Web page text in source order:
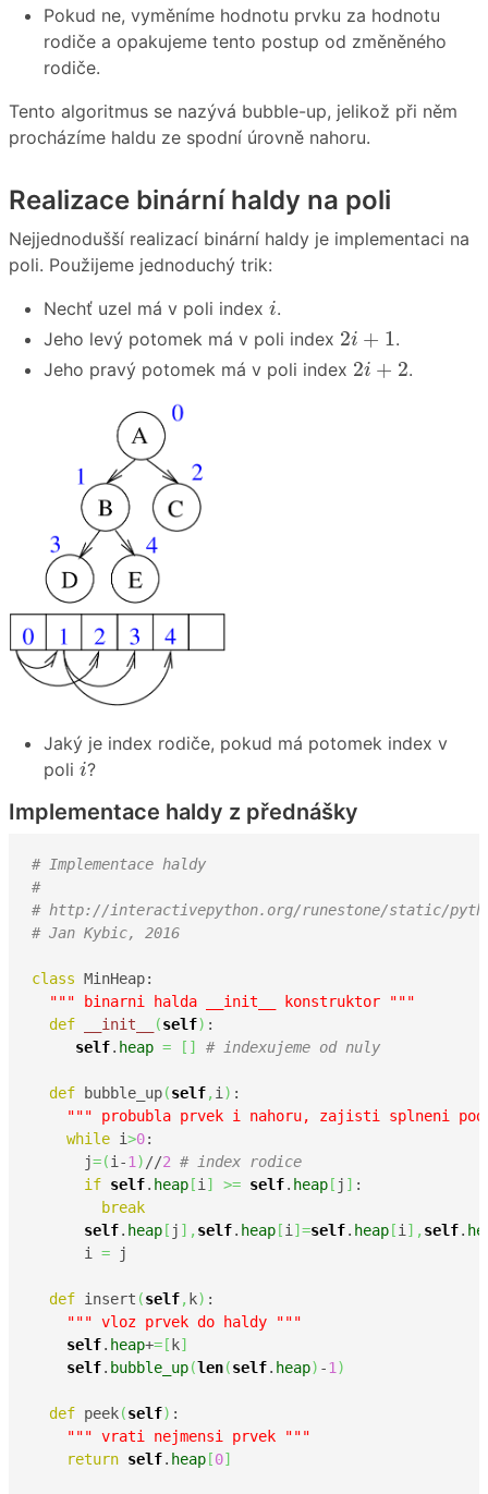
Pokud ne, vyměníme hodnotu prvku za hodnotu
rodiče a opakujeme tento postup od změněného
rodiče.
Tento algoritmus se nazývá bubble-up, jelikož při něm
procházíme haldu ze spodní úrovně nahoru.
Realizace binární haldy na poli
Nejjednodušší realizací binární haldy je implementaci na
poli. Použijeme jednoduchý trik:
Nechť uzel má v poli index i
i.
Jeho levý potomek má v poli index 2i + 1
2i +
.
Jeho pravý potomek má v poli index 2i + 2
2i + .
Jaký je index rodiče, pokud má potomek index v
poli i
i?
Implementace haldy z přednášky
# Implementace haldy
#
# http://interactivepython.org/runestone/static/
# Jan Kybic, 2016
class MinHeap:
""" binarni halda __init__ konstruktor """
def
__init__ (self) :
self. heap = [ ] # indexujeme od nuly
def bubble_up(self, i ) :
""" probubla prvek i nahoru, zajisti splneni
while i>0:
      j
=(i-1 ) //2 # index rodice
if self. heap [i ] >= self. heap [ j ] :
break
self. heap [ j ] , self. heap [i ] =self. heap [i ] , self.
      i
= j
def insert (self, k) :
""" vloz prvek do haldy """
self. heap+= [ k]
self. bubble_up(len(self. heap) -1 )
def peek(self) :
""" vrati nejmensi prvek """
return self. heap [0]